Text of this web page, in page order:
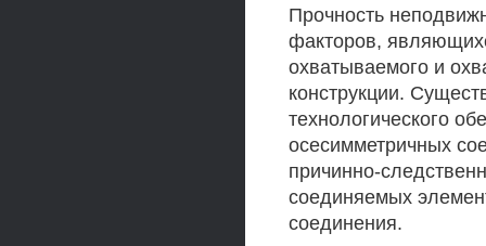
Прочность
факторов,
охватываемого и
конструкции.
технологического
осесимметричных
причинно-
соединяемых
соединения.